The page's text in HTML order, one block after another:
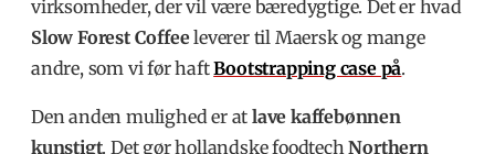
virksomheder, der vil være bæredygtige. Det er hvad
Slow Forest Coffeeleverer til Maersk og mange
andre, som vi før haftBootstrapping case på.
Den anden mulighed er at lave kaffebønnen
kunstigt. Det gør hollandske foodtechNorthern